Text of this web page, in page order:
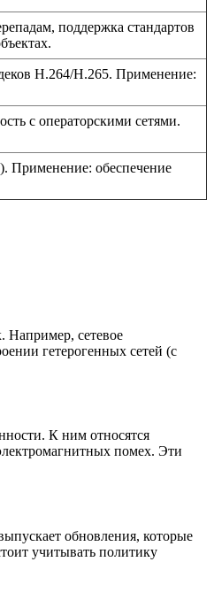
поддержка стандартов
H.264/H.265. Применение:
с операторскими сетями.
Применение: обеспечение
Например, сетевое
гетерогенных сетей (с
К ним относятся
помех. Эти
обновления, которые
учитывать политику